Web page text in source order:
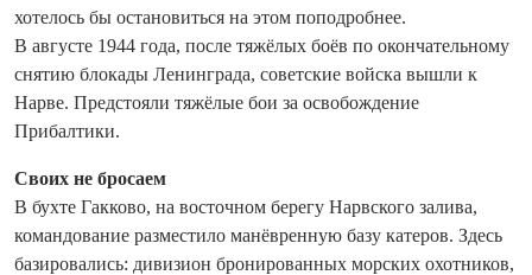
хотелось бы остановиться на этом поподробнее.
В августе 1944 года, после тяжёлых боёв по окончательному
снятию блокады Ленинграда, советские войска вышли к
Нарве. Предстояли тяжёлые бои за освобождение
Прибалтики.
Своих не бросаем
В бухте Гакково, на восточном берегу Нарвского залива,
командование разместило манёвренную базу катеров. Здесь
базировались: дивизион бронированных морских охотников,